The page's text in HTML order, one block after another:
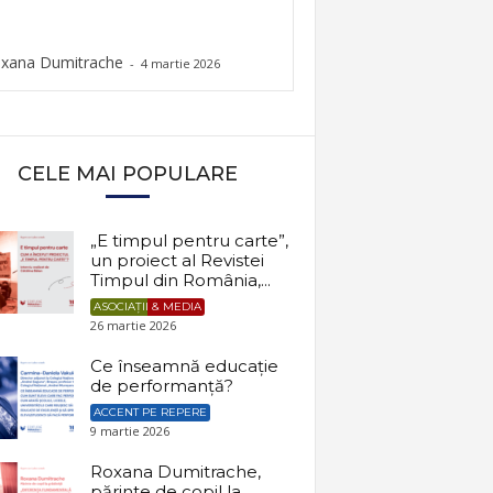
Dumitrache - 4 martie 2026
CELE MAI POPULARE
„E timpul pentru carte”,
un proiect al Revistei
Timpul din România,...
ASOCIAȚII & MEDIA
26 martie 2026
Ce înseamnă educație
de performanță?
ACCENT PE REPERE
9 martie 2026
Roxana Dumitrache,